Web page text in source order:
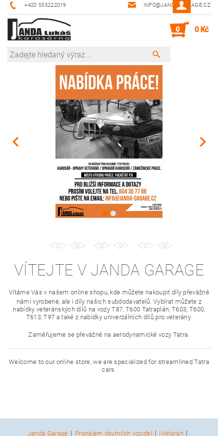
+420 555222019 INFO@JANDA-GARAGE.CZ
0 0 Kč
VÍTEJTE V JANDA GARAGE
Vítáme Vás v našem online shopu, kde můžete nakoupit díly převážně
námi vyrobené, ale i díly našich subdodavatelů. Vybírat můžete z
nabídky veteránských dílů na vozy T87, T600 Tatraplán, T603, T600,
T613, T97 a také z nabídky univerzálních dílů pro veterány.
Zaměřujeme se převážně na aerodynamické vozy Tatra.
Welcome to our online store, we are specialized for streamlined Tatra
cars.
Janda Garage | Pronájem obytných vozidel | iVeterán |